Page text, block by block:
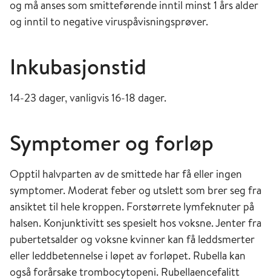
og må anses som smitteførende inntil minst 1 års alder
og inntil to negative viruspåvisningsprøver.
Inkubasjonstid
14-23 dager, vanligvis 16-18 dager.
Symptomer og forløp
Opptil halvparten av de smittede har få eller ingen
symptomer. Moderat feber og utslett som brer seg fra
ansiktet til hele kroppen. Forstørrete lymfeknuter på
halsen. Konjunktivitt ses spesielt hos voksne. Jenter fra
pubertetsalder og voksne kvinner kan få leddsmerter
eller leddbetennelse i løpet av forløpet. Rubella kan
også forårsake trombocytopeni. Rubellaencefalitt